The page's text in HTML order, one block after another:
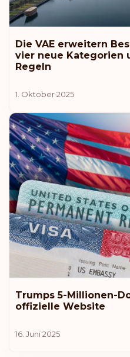
Vereinigte
Rang: 9
Estland
Liechtenstein
Malaysia
Neuseeland
Rang: 10
Australien
Kroatien
Die VAE erweitern
vier neue Kategorien
Regeln
1. Oktober 2025
Trumps 5-Millionen-
offizielle Website
16. Juni 2025